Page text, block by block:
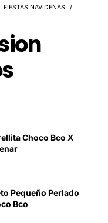
FIESTAS NAVIDEÑAS
Choco Bco X
Pequeño Perlado
Bco